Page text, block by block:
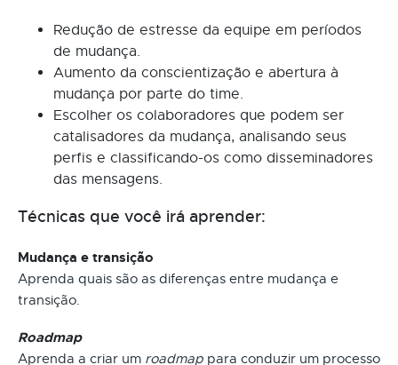
Redução de estresse da equipe em períodos
de mudança.
Aumento da conscientização e abertura à
mudança por parte do time.
Escolher os colaboradores que podem ser
catalisadores da mudança, analisando seus
perfis e classificando-os como disseminadores
das mensagens.
Técnicas que você irá aprender:
Mudança e transição
Aprenda quais são as diferenças entre mudança e
transição.
Roadmap
Aprenda a criar um roadmap para conduzir um processo